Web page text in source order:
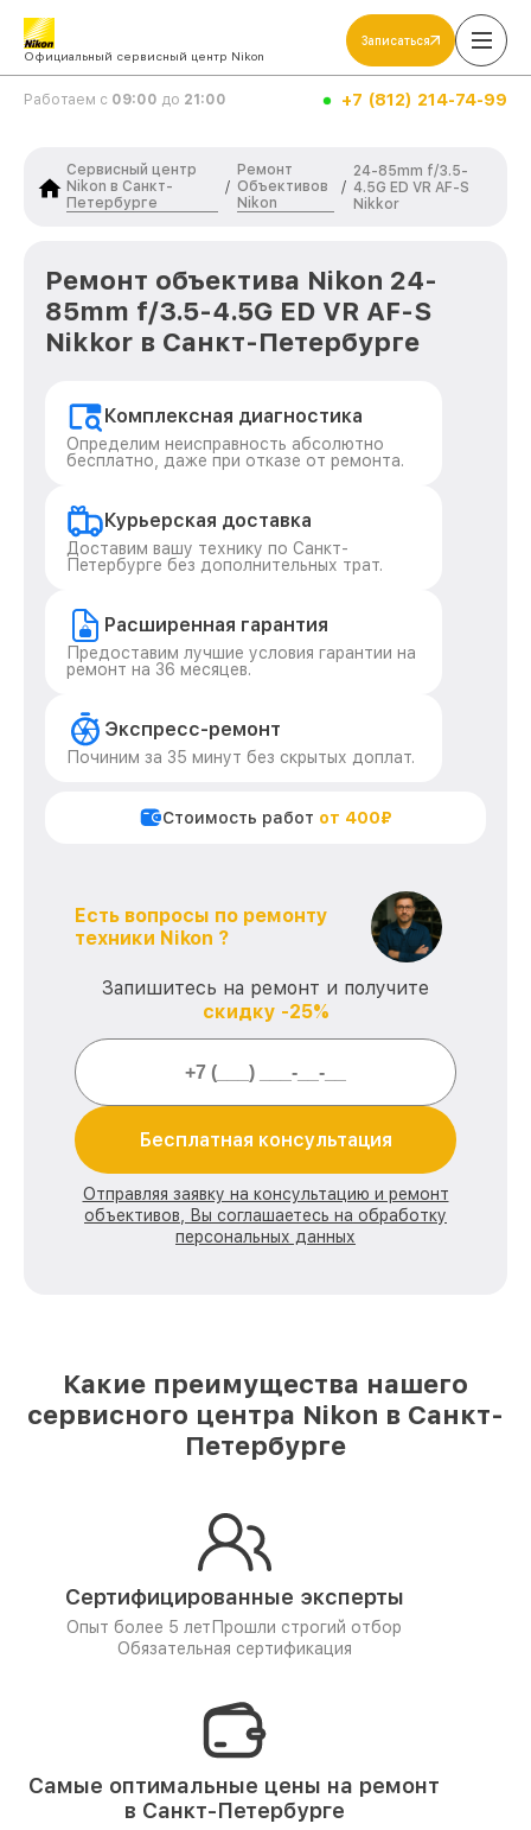
Официальный сервисный центр Nikon
Записаться
Работаем с 09:00 до 21:00 +7 (812) 214-74-99
Сервисный центр
Nikon в Санкт-
Петербурге
/
Ремонт
Объективов
Nikon
/
24-85mm f/3.5-
4.5G ED VR AF-S
Nikkor
Ремонт объектива Nikon 24-
85mm f/3.5-4.5G ED VR AF-S
Nikkor в Санкт-Петербурге
Комплексная диагностика
Определим неисправность абсолютно
бесплатно, даже при отказе от ремонта.
Курьерская доставка
Доставим вашу технику по Санкт-
Петербурге без дополнительных трат.
Расширенная гарантия
Предоставим лучшие условия гарантии на
ремонт на 36 месяцев.
Экспресс-ремонт
Починим за 35 минут без скрытых доплат.
Стоимость работ от 400₽
Есть вопросы по ремонту
техники Nikon ?
Запишитесь на ремонт и получите
скидку -25%
Бесплатная консультация
Отправляя заявку на консультацию и ремонт
объективов, Вы соглашаетесь на обработку
персональных данных
Какие преимущества нашего
сервисного центра Nikon в Санкт-
Петербурге
Сертифицированные эксперты
Опыт более 5 лет Прошли строгий отбор
Обязательная сертификация
Самые оптимальные цены на ремонт
в Санкт-Петербурге